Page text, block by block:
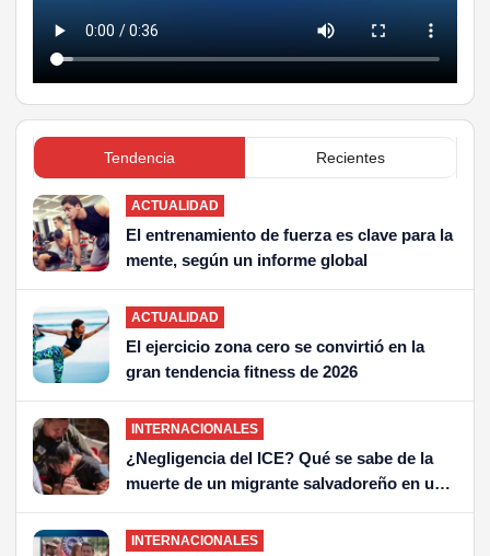
Tendencia Recientes
ACTUALIDAD
El entrenamiento de fuerza es clave para la
mente, según un informe global
ACTUALIDAD
El ejercicio zona cero se convirtió en la
gran tendencia fitness de 2026
INTERNACIONALES
¿Negligencia del ICE? Qué se sabe de la
muerte de un migrante salvadoreño en un
centro de detención
INTERNACIONALES